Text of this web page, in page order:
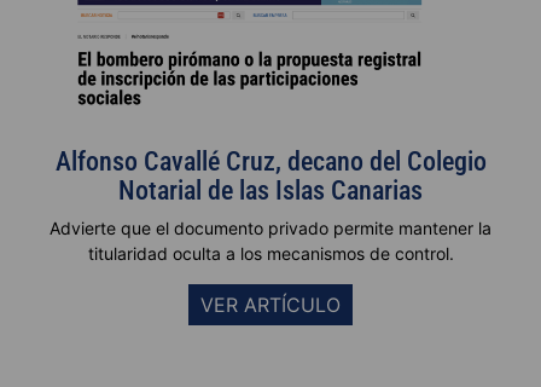
Alfonso Cavallé Cruz, decano del Colegio
Notarial de las Islas Canarias
Advierte que el documento privado permite mantener la
titularidad oculta a los mecanismos de control.
VER ARTÍCULO